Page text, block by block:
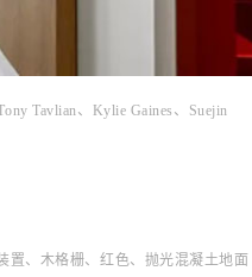
Tavlian、Kylie Gaines、Suejin
置、木格栅、红色、抛光混凝土地面